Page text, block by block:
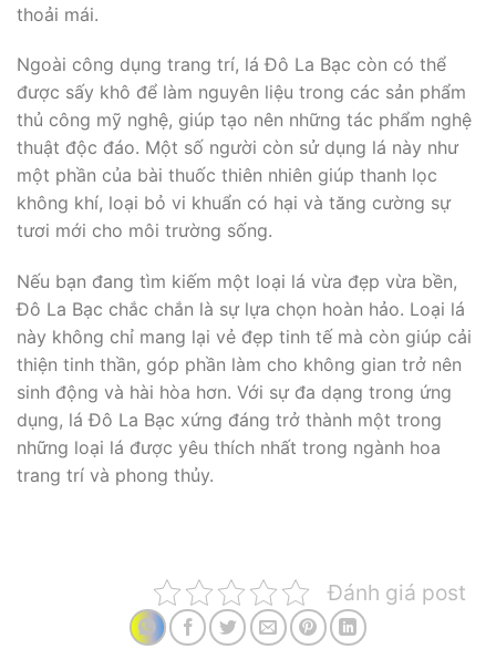
thoải mái.
Ngoài công dụng trang trí, lá Đô La Bạc còn có thể
được sấy khô để làm nguyên liệu trong các sản phẩm
thủ công mỹ nghệ, giúp tạo nên những tác phẩm nghệ
thuật độc đáo. Một số người còn sử dụng lá này như
một phần của bài thuốc thiên nhiên giúp thanh lọc
không khí, loại bỏ vi khuẩn có hại và tăng cường sự
tươi mới cho môi trường sống.
Nếu bạn đang tìm kiếm một loại lá vừa đẹp vừa bền,
Đô La Bạc chắc chắn là sự lựa chọn hoàn hảo. Loại lá
này không chỉ mang lại vẻ đẹp tinh tế mà còn giúp cải
thiện tinh thần, góp phần làm cho không gian trở nên
sinh động và hài hòa hơn. Với sự đa dạng trong ứng
dụng, lá Đô La Bạc xứng đáng trở thành một trong
những loại lá được yêu thích nhất trong ngành hoa
trang trí và phong thủy.
Đánh giá post